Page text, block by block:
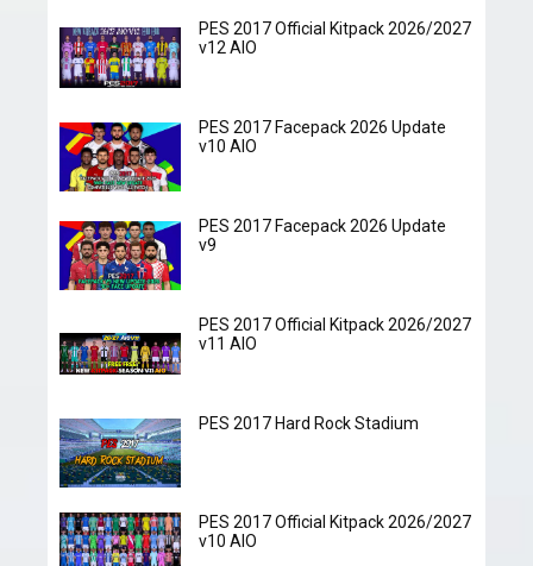
PES 2017 Official Kitpack 2026/2027
v12 AIO
PES 2017 Facepack 2026 Update
v10 AIO
PES 2017 Facepack 2026 Update
v9
PES 2017 Official Kitpack 2026/2027
v11 AIO
PES 2017 Hard Rock Stadium
PES 2017 Official Kitpack 2026/2027
v10 AIO